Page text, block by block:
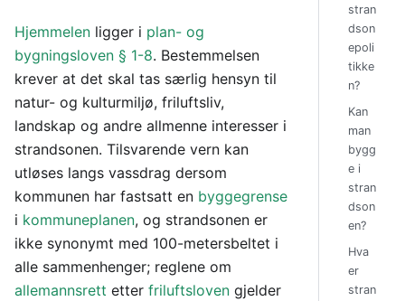
Hjemmelen ligger i plan- og
bygningsloven § 1-8. Bestemmelsen
krever at det skal tas særlig hensyn til
natur- og kulturmiljø, friluftsliv,
landskap og andre allmenne interesser i
strandsonen. Tilsvarende vern kan
utløses langs vassdrag dersom
kommunen har fastsatt en byggegrense
i kommuneplanen, og strandsonen er
ikke synonymt med 100-metersbeltet i
alle sammenhenger; reglene om
allemannsrett etter friluftsloven gjelder
stran
dson
epoli
tikke
n?
Kan
man
bygg
e i
stran
dson
en?
Hva
er
stran